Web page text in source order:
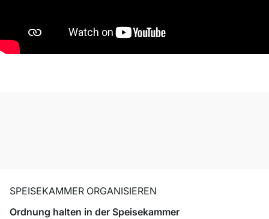
SPEISEKAMMER ORGANISIEREN
Ordnung halten in der Speisekammer